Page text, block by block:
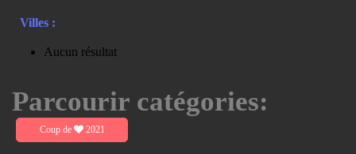
Villes :
Aucun résultat
Parcourir catégories:
Coup de 2021